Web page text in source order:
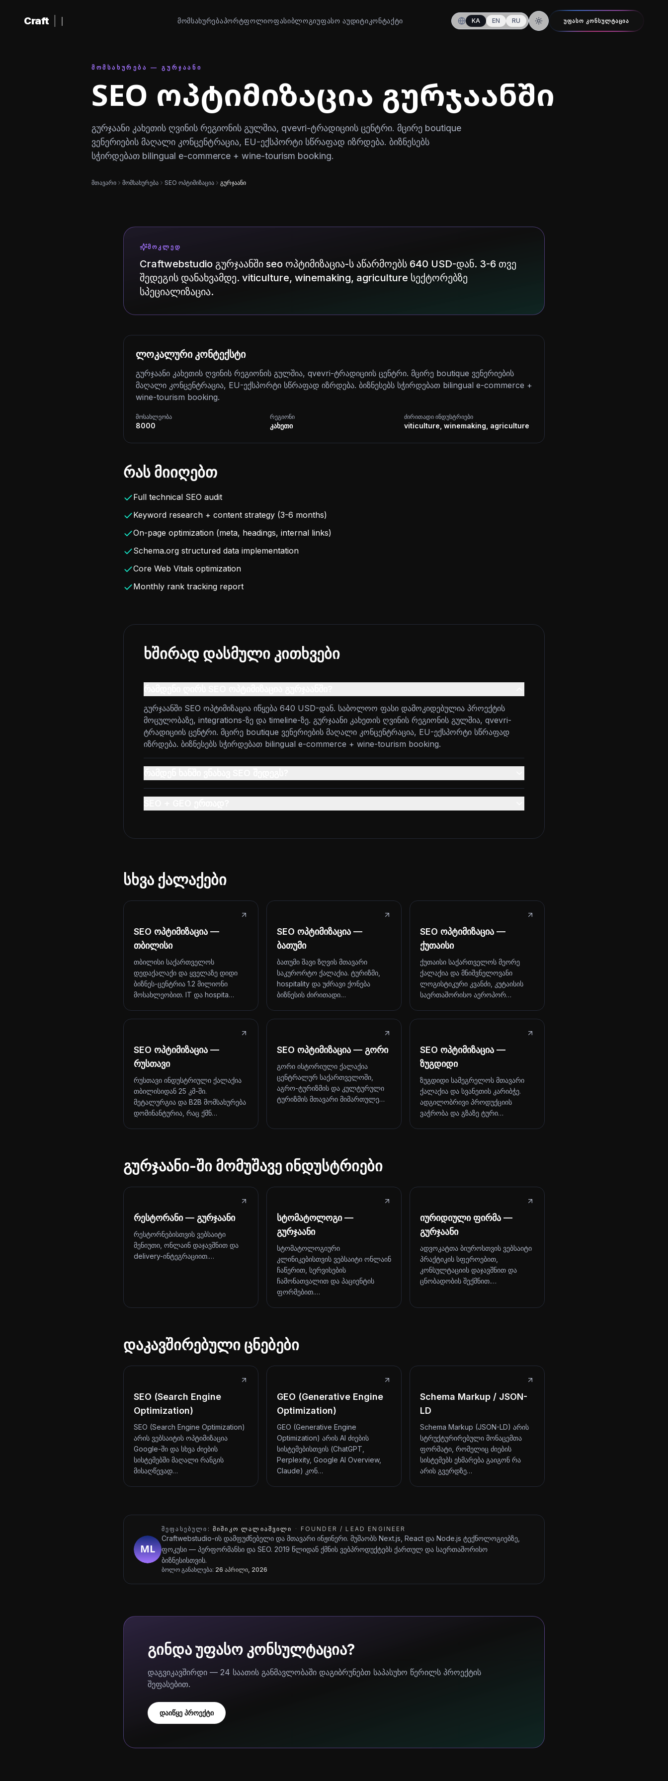
შინაარსზე გადასვლა
Craft ᲛᲝᲛᲡᲐᲮᲣᲠᲔᲑᲐᲞᲝᲠᲢᲤᲝᲚᲘᲝᲤᲐᲡᲘᲑᲚᲝᲒᲘᲣᲤᲐᲡᲝ ᲐᲣᲓᲘᲢᲘᲙᲝᲜᲢᲐᲥᲢᲘ KA EN RU
ღამის რეჟიმზე გადართვა
ᲣᲤᲐᲡᲝ ᲙᲝᲜᲡᲣᲚᲢᲐᲪᲘᲐ
ᲛᲝᲛᲡᲐᲮᲣᲠᲔᲑᲐ — ᲒᲣᲠᲯᲐᲐᲜᲘ
SEO ოპტიმიზაცია გურჯაანში
გურჯაანი კახეთის ღვინის რეგიონის გულშია, qvevri-ტრადიციის ცენტრი. მცირე boutique
ვენერიების მაღალი კონცენტრაცია, EU-ექსპორტი სწრაფად იზრდება. ბიზნესებს
სჭირდებათ bilingual e-commerce + wine-tourism booking.
მთავარი მომსახურება SEO ოპტიმიზაცია გურჯაანი
ᲛᲝᲙᲚᲔᲓ
Craftwebstudio გურჯაანში seo ოპტიმიზაცია-ს აწარმოებს 640 USD-დან. 3-6 თვე
შედეგის დანახვამდე. viticulture, winemaking, agriculture სექტორებზე
სპეციალიზაცია.
ლოკალური კონტექსტი
გურჯაანი კახეთის ღვინის რეგიონის გულშია, qvevri-ტრადიციის ცენტრი. მცირე boutique ვენერიების
მაღალი კონცენტრაცია, EU-ექსპორტი სწრაფად იზრდება. ბიზნესებს სჭირდებათ bilingual e-commerce +
wine-tourism booking.
მოსახლეობა
8000
რეგიონი
კახეთი
ძირითადი ინდუსტრიები
viticulture, winemaking, agriculture
რას მიიღებთ
Full technical SEO audit
Keyword research + content strategy (3-6 months)
On-page optimization (meta, headings, internal links)
Schema.org structured data implementation
Core Web Vitals optimization
Monthly rank tracking report
ხშირად დასმული კითხვები
გურჯაანში SEO ოპტიმიზაცია იწყება 640 USD-დან. საბოლოო ფასი დამოკიდებულია პროექტის
მოცულობაზე, integrations-ზე და timeline-ზე. გურჯაანი კახეთის ღვინის რეგიონის გულშია, qvevri-
ტრადიციის ცენტრი. მცირე boutique ვენერიების მაღალი კონცენტრაცია, EU-ექსპორტი სწრაფად
იზრდება. ბიზნესებს სჭირდებათ bilingual e-commerce + wine-tourism booking.
სხვა ქალაქები
SEO ოპტიმიზაცია —
თბილისი
თბილისი საქართველოს
დედაქალაქი და ყველაზე დიდი
ბიზნეს-ცენტრია 1.2 მილიონი
მოსახლეობით. IT და hospita…
SEO ოპტიმიზაცია —
ბათუმი
ბათუმი შავი ზღვის მთავარი
საკურორტო ქალაქია. ტურიზმი,
hospitality და უძრავი ქონება
ბიზნესის ძირითადი…
SEO ოპტიმიზაცია —
ქუთაისი
ქუთაისი საქართველოს მეორე
ქალაქია და მნიშვნელოვანი
ლოგისტიკური კვანძი, კუტაისის
საერთაშორისო აეროპორ…
SEO ოპტიმიზაცია —
რუსთავი
რუსთავი ინდუსტრიული ქალაქია
თბილისიდან 25 კმ-ში.
მეტალურგია და B2B მომსახურება
დომინანტურია, რაც ქმნ…
SEO ოპტიმიზაცია — გორი
გორი ისტორიული ქალაქია
ცენტრალურ საქართველოში,
აგრო-ტურიზმის და კულტურული
ტურიზმის მთავარი მიმართულე…
SEO ოპტიმიზაცია —
ზუგდიდი
ზუგდიდი სამეგრელოს მთავარი
ქალაქია და სვანეთის კარიბჭე.
ადგილობრივი პროდუქციის
ვაჭრობა და გზაზე ტური…
გურჯაანი-ში მომუშავე ინდუსტრიები
რესტორანი — გურჯაანი
რესტორნებისთვის ვებსაიტი
მენიუთი, ონლაინ დაჯავშნით და
delivery-ინტეგრაციით.…
სტომატოლოგი —
გურჯაანი
სტომატოლოგიური
კლინიკებისთვის ვებსაიტი ონლაინ
ჩაწერით, სერვისების
ჩამონათვალით და პაციენტის
ფორმებით.…
იურიდიული ფირმა —
გურჯაანი
ადვოკატთა ბიუროსთვის ვებსაიტი
პრაქტიკის სფეროებით,
კონსულტაციის დაჯავშნით და
ცნობადობის შექმნით.…
დაკავშირებული ცნებები
SEO (Search Engine
Optimization)
SEO (Search Engine Optimization)
არის ვებსაიტის ოპტიმიზაცია
Google-ში და სხვა ძიების
სისტემებში მაღალი რანგის
მისაღწევად…
GEO (Generative Engine
Optimization)
GEO (Generative Engine
Optimization) არის AI ძიების
სისტემებისთვის (ChatGPT,
Perplexity, Google AI Overview,
Claude) კონ…
Schema Markup / JSON-
LD
Schema Markup (JSON-LD) არის
სტრუქტურირებული მონაცემთა
ფორმატი, რომელიც ძიების
სისტემებს ეხმარება გაიგონ რა
არის გვერდზე…
ᲨᲔᲤᲐᲡᲔᲑᲣᲚᲘ: ᲛᲘᲨᲘᲙᲝ ᲚᲐᲚᲘᲐᲨᲕᲘᲚᲘ · FOUNDER / LEAD ENGINEER
Craftwebstudio-ის დამფუძნებელი და მთავარი ინჟინერი. მუშაობს Next.js, React და Node.js ტექნოლოგიებზე,
ფოკუსი — პერფორმანსი და SEO. 2019 წლიდან ქმნის ვებპროდუქტებს ქართულ და საერთაშორისო
ბიზნესისთვის.
ბოლო განახლება: 26 აპრილი, 2026
გინდა უფასო კონსულტაცია?
დაგვიკავშირდი — 24 საათის განმავლობაში დაგიბრუნებთ საპასუხო წერილს პროექტის
შეფასებით.
დაიწყე პროექტი